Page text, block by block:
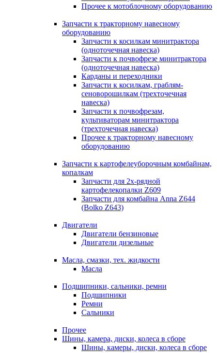
Прочее к мотоблочному оборудованию
Запчасти к тракторному навесному
оборудованию
Запчасти к косилкам минитрактора
(одноточечная навеска)
Запчасти к почвофрезе минитрактора
(одноточечная навеска)
Карданы и переходники
Запчасти к косилкам, граблям-
сеноворошилкам (трехточечная
навеска)
Запчасти к почвофрезам,
культиваторам минитрактора
(трехточечная навеска)
Прочее к тракторному навесному
оборудованию
Запчасти к картофелеуборочным комбайнам,
копалкам
Запчасти для 2х-рядной
картофелекопалки Z609
Запчасти для комбайна Anna Z644
(Bolko Z643)
Двигатели
Двигатели бензиновые
Двигатели дизельные
Масла, смазки, тех. жидкости
Масла
Подшипники, сальники, ремни
Подшипники
Ремни
Сальники
Прочее
Шины, камера, диски, колеса в сборе
Шины, камеры, диски, колеса в сборе